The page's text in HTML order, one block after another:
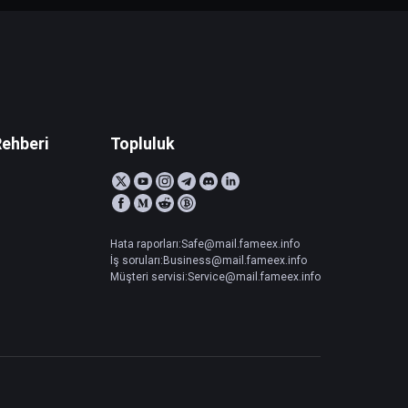
Topluluk
Hata raporları:Safe@mail.fameex.info
İş soruları:Business@mail.fameex.info
Müşteri servisi:Service@mail.fameex.info